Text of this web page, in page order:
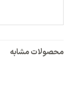
محصولات مشابه